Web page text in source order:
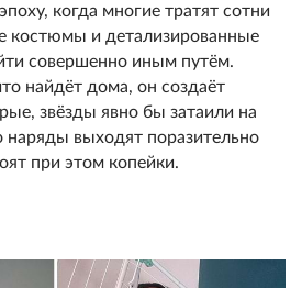
когда многие тратят сотни
костюмы и детализированные
совершенно иным путём.
найдёт дома, он создаёт
звёзды явно бы затаили на
наряды выходят поразительно
при этом копейки.